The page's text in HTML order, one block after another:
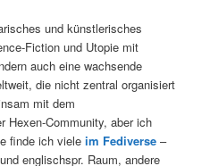
und künstlerisches
Fiction und Utopie mit
auch eine wachsende
die nicht zentral organisiert
mit dem
Hexen-Community, aber ich
finde ich vieleim Fediverse –
englischspr. Raum, andere